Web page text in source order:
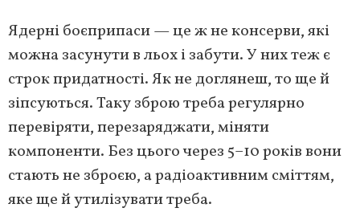
Ядерні боєприпаси — це ж не консерви, які
можна засунути в льох і забути. У них теж є
строк придатності. Як не доглянеш, то ще й
зіпсуються. Таку зброю треба регулярно
перевіряти, перезаряджати, міняти
компоненти. Без цього через 5–10 років вони
стають не зброєю, а радіоактивним сміттям,
яке ще й утилізувати треба.